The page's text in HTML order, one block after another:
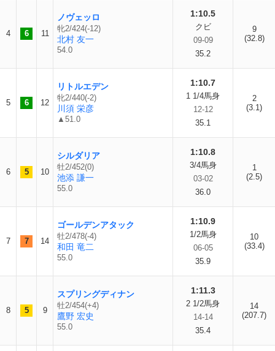
4 6 11
ノヴェッロ
牝2/424(-12)
北村 友一
54.0
1:10.5
クビ
09-09
35.2
9
(32.8)
5 6 12
リトルエデン
牝2/440(-2)
川須 栄彦
▲51.0
1:10.7
1 1/4馬身
12-12
35.1
2
(3.1)
6 5 10
シルダリア
牡2/452(0)
池添 謙一
55.0
1:10.8
3/4馬身
03-02
36.0
1
(2.5)
7 7 14
ゴールデンアタック
牡2/478(-4)
和田 竜二
55.0
1:10.9
1/2馬身
06-05
35.9
10
(33.4)
8 5 9
スプリングディナン
牡2/454(+4)
鷹野 宏史
55.0
1:11.3
2 1/2馬身
14-14
35.4
14
(207.7)